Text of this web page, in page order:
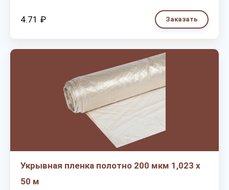
4.71 ₽ Заказать
Укрывная пленка полотно 200 мкм 1,023 х
50 м